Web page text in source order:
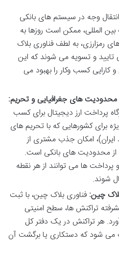
انتقال وجه در سیستم های بانکی
بین المللی، ممکن است روزها به
رمزارزی، به لطف فناوری بلاک
تایید و تسویه می شوند که این
کارایی کسب وکار را بهبود می
های جغرافیایی و تحریم:
پرداخت ارز دیجیتال برای کسب
برای کشورهایی که با تحریم های
ایران)، امکان جذب مشتری از
از محدودیت های بانکی است.
پرداخت ها می توانند از هر نقطه
شوند.
چین: فناوری بلاک چین، با ثبت
تراکنش ها، سطح امنیتی
هر تراکنش در یک دفتر کل
شود که دستکاری یا برگشت آن